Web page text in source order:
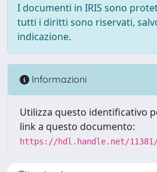
I documenti in IRIS sono
tutti i diritti sono riservati,
indicazione.
Informazioni
Utilizza questo identificativo
link a questo documento:
https://hdl.handle.net/11381/